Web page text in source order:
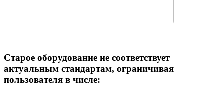
Старое оборудование не соответствует
актуальным стандартам, ограничивая
пользователя в числе: